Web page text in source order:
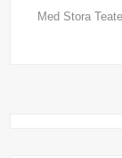
Med Stora